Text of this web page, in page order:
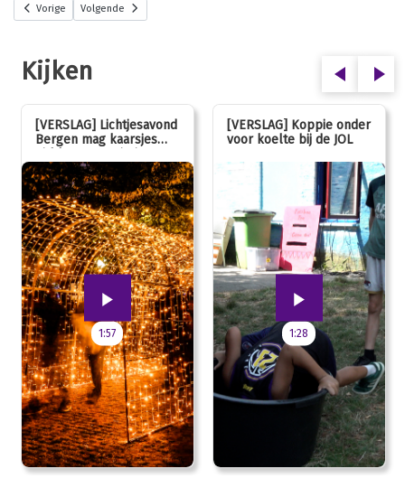
Vorige Volgende
Kijken
[VERSLAG] Lichtjesavond
Bergen mag kaarsjes
jubileum!
1:57
[VERSLAG] Koppie onder
voor koelte bij de JOL
1:28